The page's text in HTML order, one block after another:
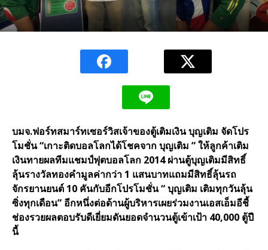
บมจ.ฟอร์ทสมาร์ทเซอร์วิสเจ้าของตู้เติมเงิน บุญเติม จัดโปร
โมชั่น “เกาะติดบอลโลกได้โชคจาก บุญเติม ” ให้ลูกค้าเติม
เงินทายผลทีมแชมป์ฟุตบอลโลก 2014 ผ่านตู้บุญเติมมีสิทธิ์
ลุ้นรางวัลทองคำมูลค่ากว่า 1 แสนบาทแถมมีสิทธิ์ลุ้นรถ
จักรยานยนต์ 10 คันกับอีกโปรโมชั่น “ บุญเติม เติมทุกวันลุ้น
ซิ่งทุกเดือน” อีกหนึ่งต่อด้านผู้บริหารเผยร่วมงานเอสเอ็มอีชี้
ช่องรวยผลตอบรับดีเยี่ยมดันยอดจำนวนตู้เข้าเป้า 40,000 ตู้ปี
นี้